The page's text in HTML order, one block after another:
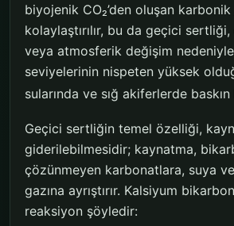
biyojenik CO₂’den oluşan karbonik
kolaylaştırılır, bu da geçici
veya atmosferik değişim nedeniyle
seviyelerinin nispeten yüksek
sularında ve sığ akiferlerde
Geçici sertliğin temel özelliği,
giderilebilmesidir; kaynatma,
çözünmeyen karbonatlara, suya
gazına ayrıştırır. Kalsiyum
reaksiyon şöyledir: